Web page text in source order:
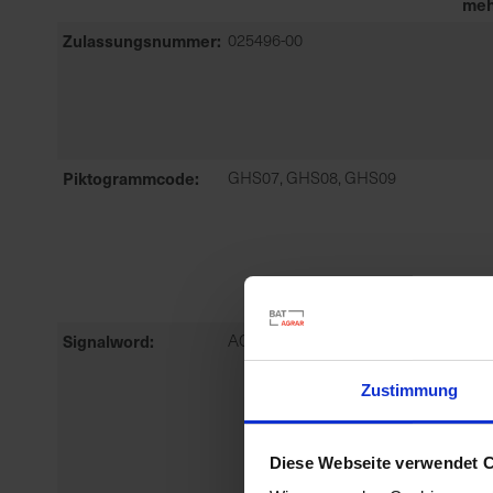
Zustimmung
Diese Webseite verwendet
Zulassungsnummer 025496-00
Piktogrammcode GHS07, GHS08, GHS09
Signalword
ACHTUNG